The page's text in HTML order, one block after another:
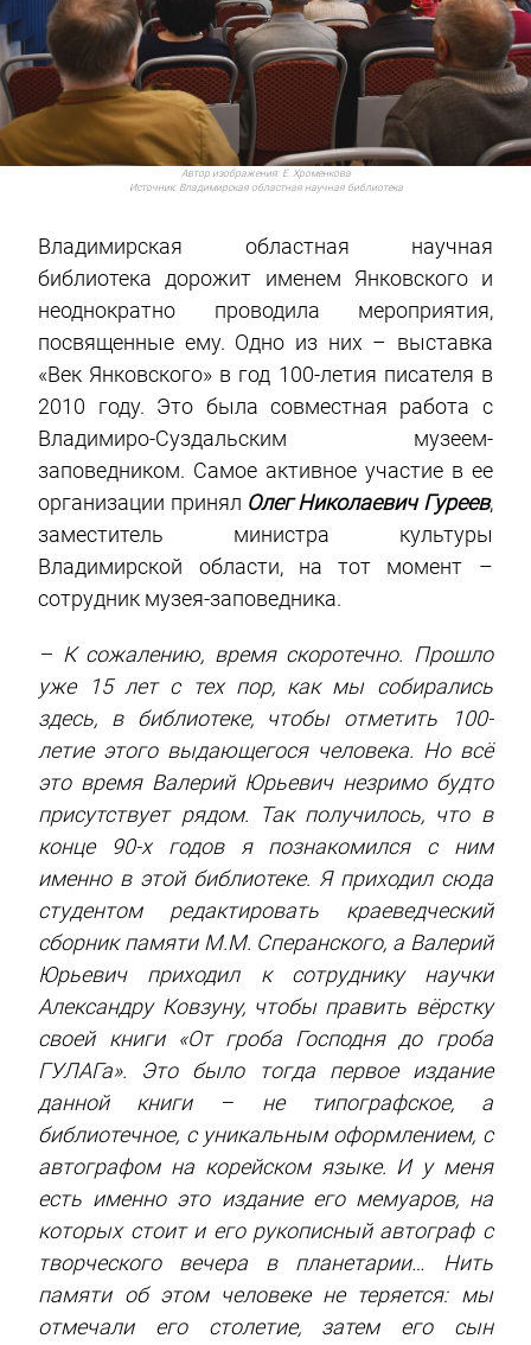
Автор изображения: Е. Хроменкова
Источник: Владимирская областная научная библиотека
Владимирская областная научная
библиотека дорожит именем Янковского и
неоднократно проводила мероприятия,
посвященные ему. Одно из них – выставка
«Век Янковского» в год 100-летия писателя в
2010 году. Это была совместная работа с
Владимиро-Суздальским музеем-
заповедником. Самое активное участие в ее
организации принял Олег Николаевич Гуреев,
заместитель министра культуры
Владимирской области, на тот момент –
сотрудник музея-заповедника.
– К сожалению, время скоротечно. Прошло
уже 15 лет с тех пор, как мы собирались
здесь, в библиотеке, чтобы отметить 100-
летие этого выдающегося человека. Но всё
это время Валерий Юрьевич незримо будто
присутствует рядом. Так получилось, что в
конце 90-х годов я познакомился с ним
именно в этой библиотеке. Я приходил сюда
студентом редактировать краеведческий
сборник памяти М.М. Сперанского, а Валерий
Юрьевич приходил к сотруднику научки
Александру Ковзуну, чтобы править вёрстку
своей книги «От гроба Господня до гроба
ГУЛАГа». Это было тогда первое издание
данной книги – не типографское, а
библиотечное, с уникальным оформлением, с
автографом на корейском языке. И у меня
есть именно это издание его мемуаров, на
которых стоит и его рукописный автограф с
творческого вечера в планетарии… Нить
памяти об этом человеке не теряется: мы
отмечали его столетие, затем его сын